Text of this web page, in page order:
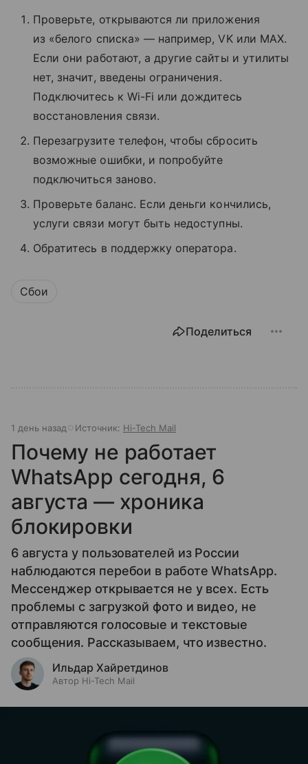
Проверьте, открываются ли приложения
из «белого списка» — например, VK или MAX.
Если они работают, а другие сайты и утилиты
нет, значит, введены ограничения.
Подключитесь к Wi-Fi или дождитесь
восстановления связи.
Перезагрузите телефон, чтобы сбросить
возможные ошибки, и попробуйте
подключиться заново.
Проверьте баланс. Если деньги кончились,
услуги связи могут быть недоступны.
Обратитесь в поддержку оператора.
Сбои
Поделиться
1 день назад Источник: Hi-Tech Mail
Почему не работает
WhatsApp сегодня, 6
августа — хроника
блокировки
6 августа у пользователей из России
наблюдаются перебои в работе WhatsApp.
Мессенджер открывается не у всех. Есть
проблемы с загрузкой фото и видео, не
отправляются голосовые и текстовые
сообщения. Рассказываем, что известно.
Ильдар Хайретдинов
Автор Hi-Tech Mail